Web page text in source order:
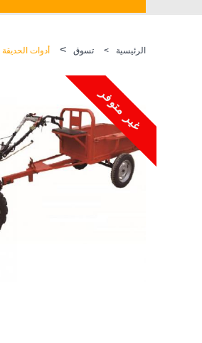
الرئيسية > تسوق > أدوات الحديقة
غير متوفر